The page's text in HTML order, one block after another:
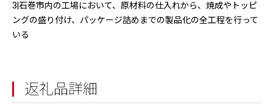
3|石巻市内の工場において、原材料の仕入れから、焼成やトッピ
ングの盛り付け、パッケージ詰めまでの製品化の全工程を行って
いる
返礼品詳細